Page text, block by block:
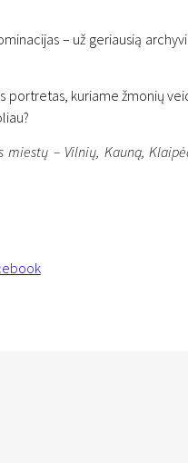
– už geriausią
portretas, kuriame žmonių
– Vilnių, Kauną,